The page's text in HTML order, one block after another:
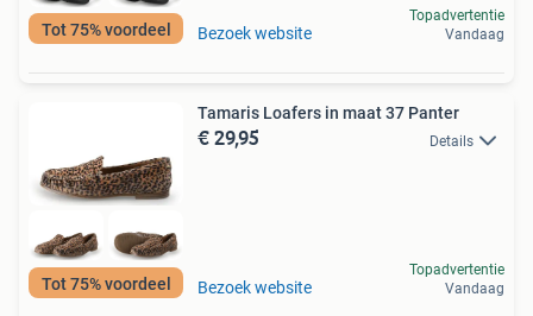
Tot 75% voordeel Bezoek website
Topadvertentie
Vandaag
Tot 75% voordeel
Tamaris Loafers in maat 37 Panter
€ 29,95 Details
Bezoek website
Topadvertentie
Vandaag